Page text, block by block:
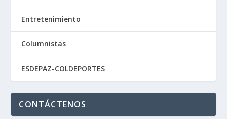
Entretenimiento
Columnistas
ESDEPAZ-COLDEPORTES
CONTÁCTENOS